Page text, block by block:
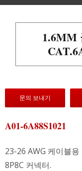
1.6MM
문의 보내기
A01-6A88S1021
23-26 AWG 케이블
8P8C 커넥터.